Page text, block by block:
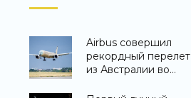
Airbus совершил
рекордный перелет
из Австралии во